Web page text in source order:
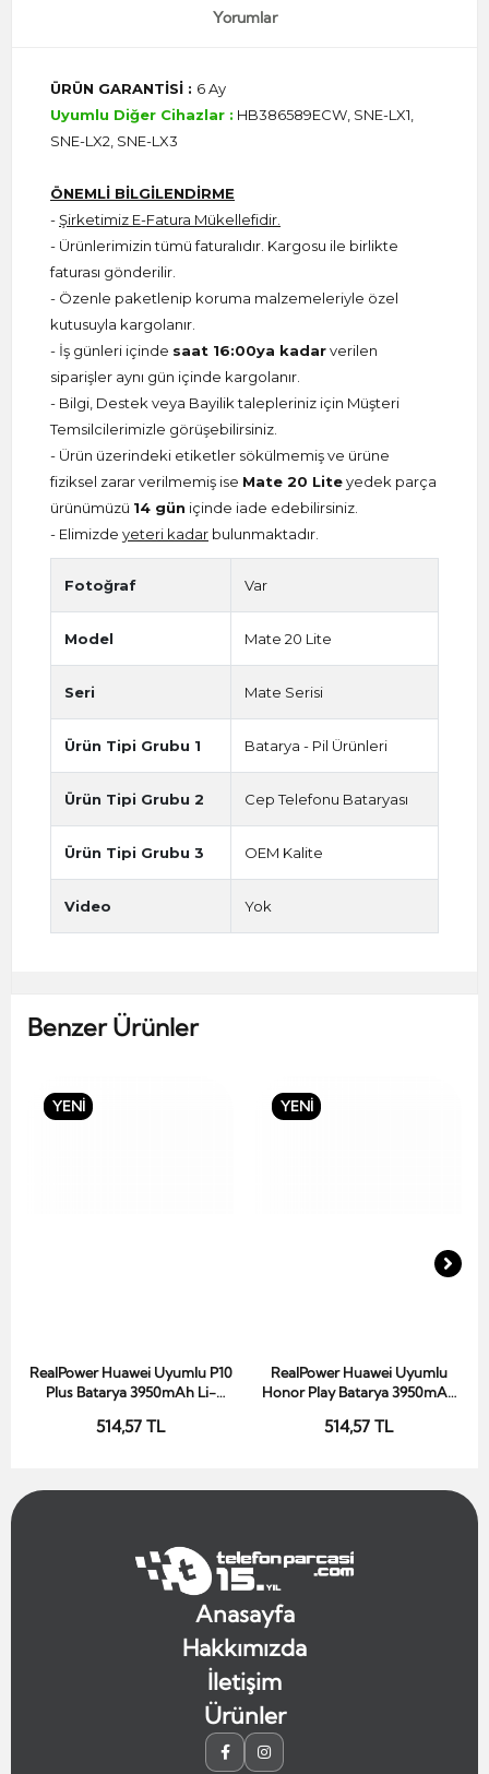
Yorumlar
ÜRÜN GARANTİSİ : 6 Ay
Uyumlu Diğer Cihazlar : HB386589ECW, SNE-LX1,
SNE-LX2, SNE-LX3
ÖNEMLİ BİLGİLENDİRME
-Şirketimiz E-Fatura Mükellefidir.
- Ürünlerimizin tümü faturalıdır. Kargosu ile birlikte
faturası gönderilir.
- Özenle paketlenip koruma malzemeleriyle özel
kutusuyla kargolanır.
- İş günleri içinde saat 16:00ya kadarverilen
siparişler aynı gün içinde kargolanır.
- Bilgi, Destek veya Bayilik talepleriniz için Müşteri
Temsilcilerimizle görüşebilirsiniz.
- Ürün üzerindeki etiketler sökülmemiş ve ürüne
fiziksel zarar verilmemiş ise Mate 20 Liteyedek parça
ürünümüzü 14 gün içinde iade edebilirsiniz.
- Elimizde yeteri kadar bulunmaktadır.
Fotoğraf Var
Model Mate 20 Lite
Seri Mate Serisi
Ürün Tipi Grubu 1 Batarya - Pil Ürünleri
Ürün Tipi Grubu 2 Cep Telefonu Bataryası
Ürün Tipi Grubu 3 OEM Kalite
Video Yok
Benzer Ürünler
YENİ
Sepete Ekle
RealPower Huawei Uyumlu P10
Plus Batarya 3950mAh Li-
514,57 TL
YENİ
Sepete Ekle
RealPower Huawei Uyumlu
Honor Play Batarya 3950mAh
514,57 TL
Anasayfa
Hakkımızda
İletişim
Ürünler